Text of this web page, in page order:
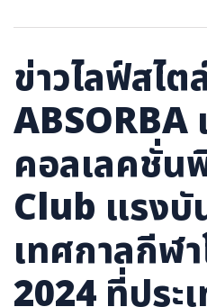
ข่าวไลฟ์สไต
ABSORBA
คอลเลคชั่น
Club แรงบั
เทศกาลกีฬ
2024 ที่ประ